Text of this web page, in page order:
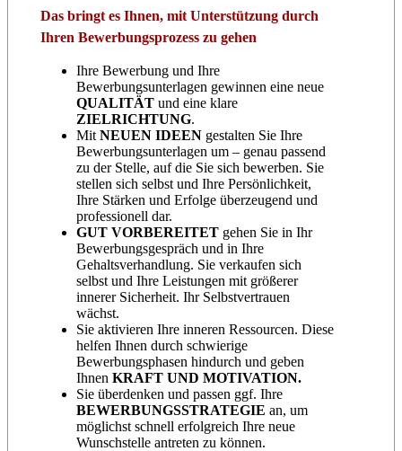
Das bringt es Ihnen, mit Unterstützung durch
Ihren Bewerbungsprozess zu gehen
Ihre Bewerbung und Ihre
Bewerbungsunterlagen gewinnen eine neue
QUALITÄT und eine klare
ZIELRICHTUNG.
MitNEUEN IDEEN gestalten Sie Ihre
Bewerbungsunterlagen um – genau passend
zu der Stelle, auf die Sie sich bewerben. Sie
stellen sich selbst und Ihre Persönlichkeit,
Ihre Stärken und Erfolge überzeugend und
professionell dar.
GUT VORBEREITET gehen Sie in Ihr
Bewerbungsgespräch und in Ihre
Gehaltsverhandlung. Sie verkaufen sich
selbst und Ihre Leistungen mit größerer
innerer Sicherheit. Ihr Selbstvertrauen
wächst.
Sie aktivieren Ihre inneren Ressourcen. Diese
helfen Ihnen durch schwierige
Bewerbungsphasen hindurch und geben
Ihnen KRAFT UND MOTIVATION.
Sie überdenken und passen ggf. Ihre
BEWERBUNGSSTRATEGIE an, um
möglichst schnell erfolgreich Ihre neue
Wunschstelle antreten zu können.